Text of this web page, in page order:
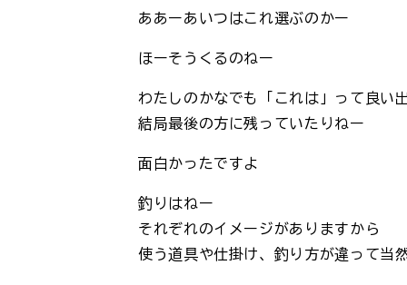
ああーあいつはこれ選ぶのかー
ほーそうくるのねー
わたしのかなでも「これは」って良い
結局最後の方に残っていたりねー
面白かったですよ
釣りはねー
それぞれのイメージがありますから
使う道具や仕掛け、釣り方が違って当